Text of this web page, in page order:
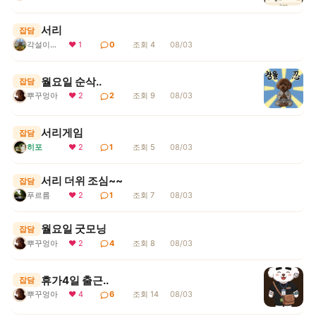
잡담 서리
각설이지요 ❤ 1 0 조회 4 08/03
잡담 월요일 순삭..
뿌꾸엉아 ❤ 2 2 조회 9 08/03
잡담 서리게임
히포 ❤ 2 1 조회 5 08/03
잡담 서리 더위 조심~~
푸르름 ❤ 2 1 조회 7 08/03
잡담 월요일 굿모닝
뿌꾸엉아 ❤ 2 4 조회 8 08/03
잡담 휴가4일 출근..
뿌꾸엉아 ❤ 4 6 조회 14 08/03